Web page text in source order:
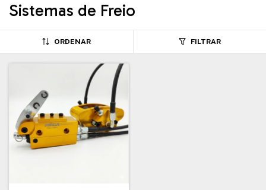
Sistemas de Freio
ORDENAR FILTRAR